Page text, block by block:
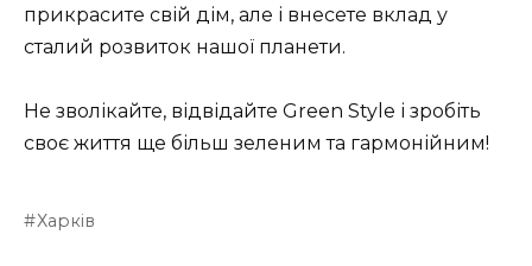
прикрасите свій дім, але і внесете вклад у
сталий розвиток нашої планети.
Не зволікайте, відвідайте Green Style і зробіть
своє життя ще більш зеленим та гармонійним!
Харків